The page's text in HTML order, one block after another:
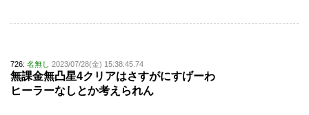
726: 名無し 2023/07/28(金) 15:38:45.74
無課金無凸星4クリアはさすがにすげーわ
ヒーラーなしとか考えられん